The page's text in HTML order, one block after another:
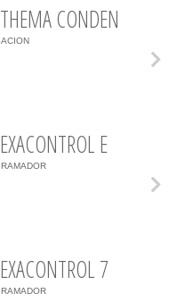
CONDEN
E
7